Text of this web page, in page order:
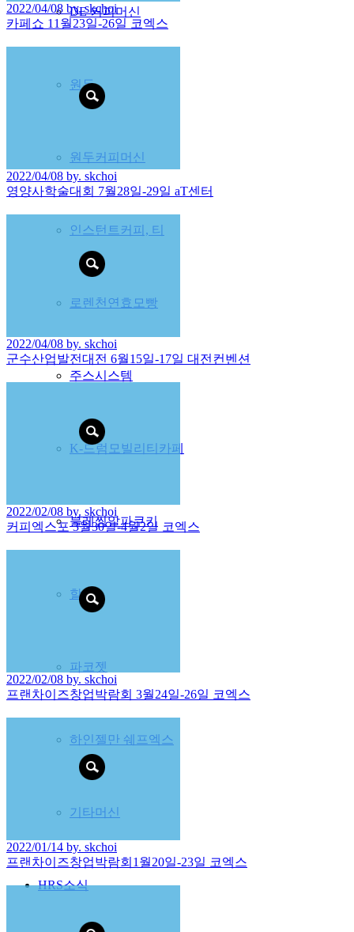
DE 커피머신
원두-
원두커피머신
인스턴트커피, 티
로렌천연효모빵
주스시스템
K-드럼모빌리티카페
블레씽알파쿠키
할데
파코젯
하인젤만 쉐프엑스
기타머신
HRS소식
2022/04/08 by. skchoi
카페쇼 11월23일-26일 코엑스
2022/04/08 by. skchoi
영양사학술대회 7월28일-29일 aT센터
2022/04/08 by. skchoi
군수산업발전대전 6월15일-17일 대전컨벤션
2022/02/08 by. skchoi
커피엑스포 3월30일-4월2일 코엑스
2022/02/08 by. skchoi
프랜차이즈창업박람회 3월24일-26일 코엑스
2022/01/14 by. skchoi
프랜차이즈창업박람회1월20일-23일 코엑스